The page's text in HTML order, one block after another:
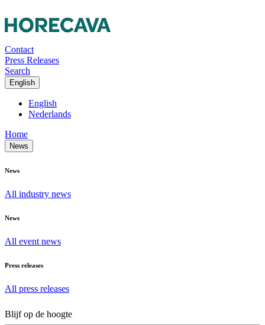
Contact
Press Releases
Search
English
English
Nederlands
Home
News
News
All industry news
News
All event news
Press releases
All press releases
Blijf op de hoogte